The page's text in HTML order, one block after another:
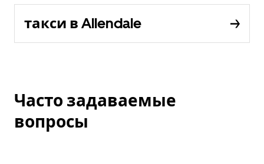
такси в Allendale
Часто задаваемые
вопросы